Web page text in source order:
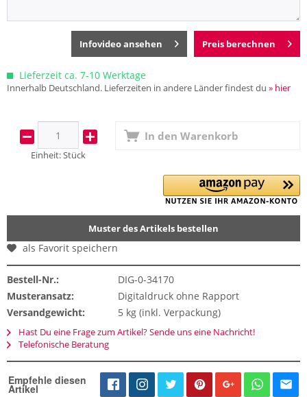
Preis berechnen
Infovideo ansehen
Lieferzeit ca. 7-10 Werktage
Innerhalb Deutschland. Lieferzeiten in andere Länder findest du » hier
Einheit:Stück
In den Warenkorb
Muster des Artikels bestellen
als Favorit speichern
Bestell-Nr.:
DIG-0-34170
Musteransatz:
Digitaldruck ohne Rapport
Versandgewicht:
5 kg (inkl. Verpackung)
Hast Du eine Frage zum Artikel? Sende uns eine Nachricht!
Telefonische Beratung
Empfehle diesen
Artikel